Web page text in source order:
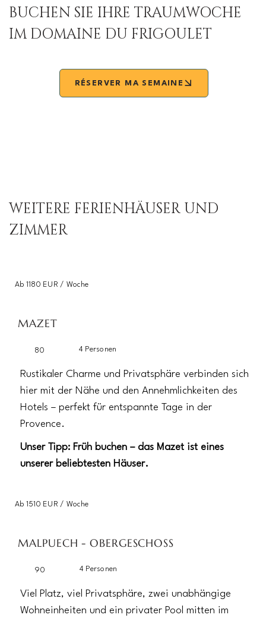
BUCHEN SIE IHRE TRAUMWOCHE
IM DOMAINE DU FRIGOULET
RÉSERVER MA SEMAINE
WEITERE FERIENHÄUSER UND
ZIMMER
Ab 1180 EUR / Woche
MAZET
80 4 Personen
Rustikaler Charme und Privatsphäre verbinden sich
hier mit der Nähe und den Annehmlichkeiten des
Hotels – perfekt für entspannte Tage in der
Provence.
Unser Tipp: Früh buchen – das Mazet ist eines
unserer beliebtesten Häuser.
Ab 1510 EUR / Woche
MALPUECH - OBERGESCHOSS
90 4 Personen
Viel Platz, viel Privatsphäre, zwei unabhängige
Wohneinheiten und ein privater Pool mitten im